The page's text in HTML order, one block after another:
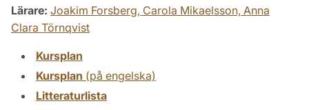
Lärare: Joakim Forsberg, Carola Mikaelsson, Anna
Clara Törnqvist
Kursplan
Kursplan (på engelska)
Litteraturlista